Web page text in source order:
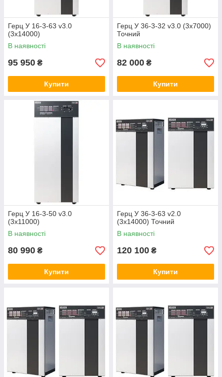
Герц У 16-3-63 v3.0
(3х14000)
В наявності
95 950 ₴
Купити
Герц У 36-3-32 v3.0 (3х7000)
Точний
В наявності
82 000 ₴
Купити
Герц У 16-3-50 v3.0
(3х11000)
В наявності
80 990 ₴
Купити
Герц У 36-3-63 v2.0
(3х14000) Точний
В наявності
120 100 ₴
Купити